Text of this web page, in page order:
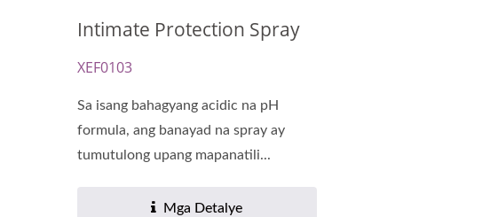
Intimate Protection Spray
XEF0103
Sa isang bahagyang acidic na pH
formula, ang banayad na spray ay
tumutulong upang mapanatili...
Mga Detalye